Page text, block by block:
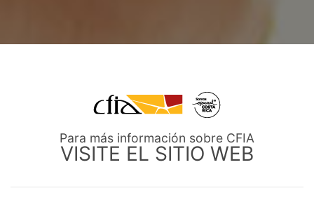
Para más información sobre CFIA
VISITE EL SITIO WEB